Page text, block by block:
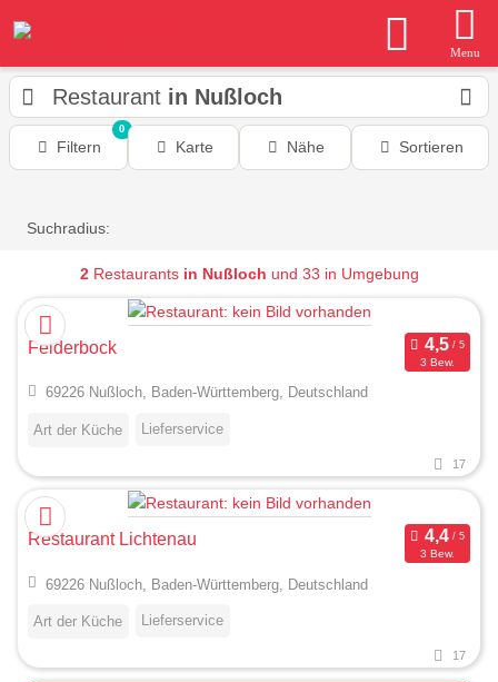
Menu
Restaurant in Nußloch
Filtern
0
Karte Nähe Sortieren
Suchradius:
2Restaurants in Nußloch und 33 in Umgebung
Felderbock
3 Bew.
69226 Nußloch, Baden-Württemberg, Deutschland
Art der Küche Lieferservice
17
Restaurant Lichtenau
3 Bew.
69226 Nußloch, Baden-Württemberg, Deutschland
Art der Küche Lieferservice
17